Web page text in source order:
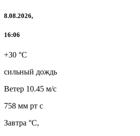
8.08.2026,
16:06
+30 °C
сильный дождь
Ветер 10.45 м/с
758 мм рт с
Завтра °C,